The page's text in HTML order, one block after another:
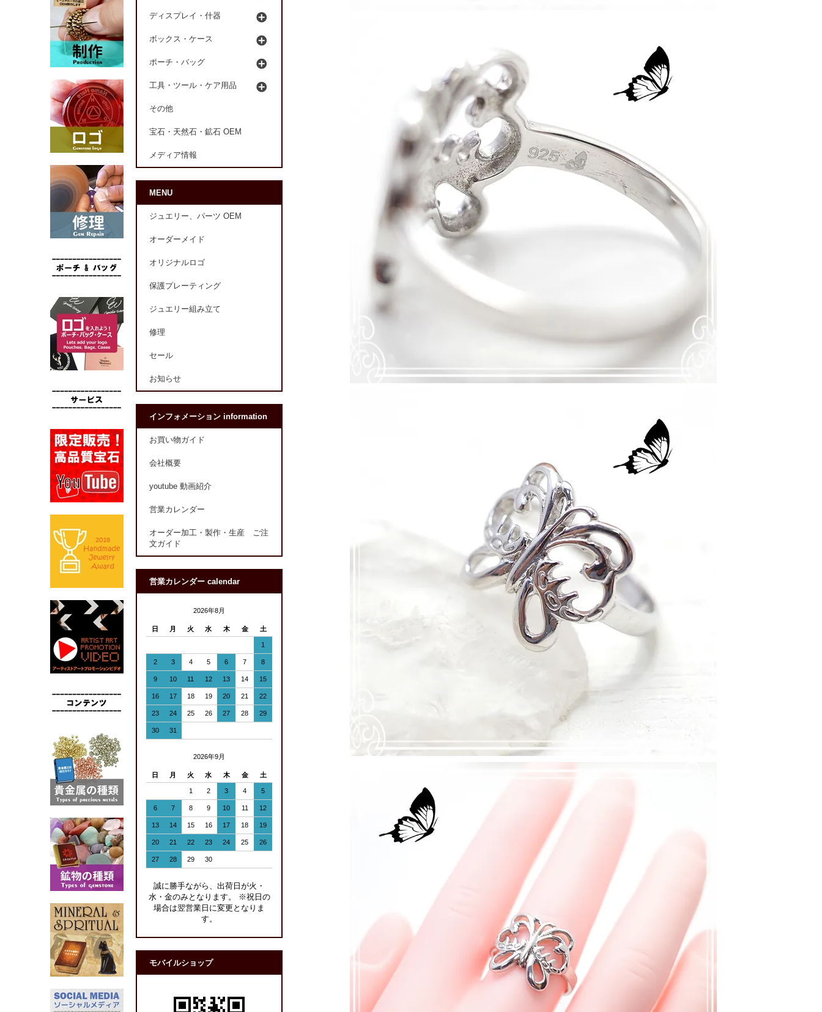
ディスプレイ・什器
ボックス・ケース
ポーチ・バッグ
工具・ツール・ケア用品
その他
宝石・天然石・鉱石 OEM
メディア情報
MENU
ジュエリー、パーツ OEM
オーダーメイド
オリジナルロゴ
保護プレーティング
ジュエリー組み立て
修理
セール
お知らせ
インフォメーション information
お買い物ガイド
会社概要
youtube 動画紹介
営業カレンダー
オーダー加工・製作・生産 ご注
文ガイド
営業カレンダー calendar
2026年8月
日 月 火 水 木 金 土
1
2 3 4 5 6 7 8
9 10 11 12 13 14 15
16 17 18 19 20 21 22
23 24 25 26 27 28 29
30 31
2026年9月
日 月 火 水 木 金 土
1 2 3 4 5
6 7 8 9 10 11 12
13 14 15 16 17 18 19
20 21 22 23 24 25 26
27 28 29 30
誠に勝手ながら、出荷日が火・
水・金のみとなります。 ※祝日の
場合は翌営業日に変更となりま
す。
モバイルショップ